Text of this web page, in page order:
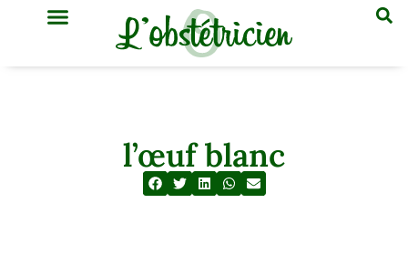
l’œuf blanc